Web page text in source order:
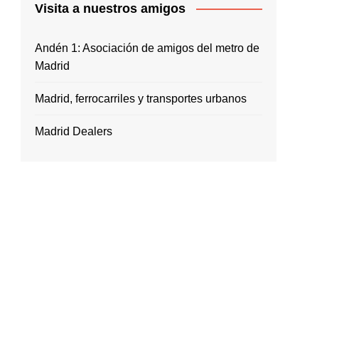
Visita a nuestros amigos
Andén 1: Asociación de amigos del metro de
Madrid
Madrid, ferrocarriles y transportes urbanos
Madrid Dealers